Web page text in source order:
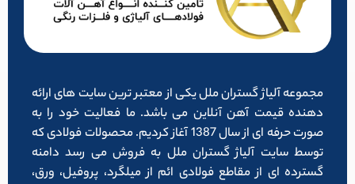
مجموعه آلیاژ گستران ملل یکی از معتبر ترین سایت های ارائه
دهنده قیمت آهن آنلاین می باشد. ما فعالیت خود را به
صورت حرفه ای از سال 1387 آغاز کردیم. محصولات فولادی که
توسط سایت آلیاژ گستران ملل به فروش می رسد دامنه
گسترده ای از مقاطع فولادی ائم از میلگرد، پروفیل، ورق،